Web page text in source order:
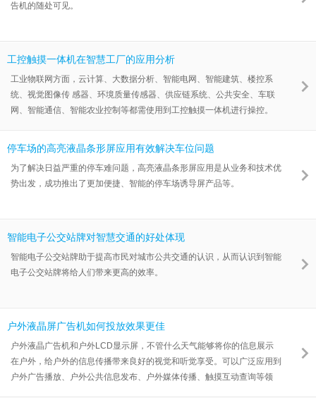
告机的随处可见。
工控触摸一体机在智慧工厂的应用分析
工业物联网方面，云计算、大数据分析、智能电网、智能建筑、楼控系
统、视觉图像传 感器、环境质量传感器、供应链系统、公共安全、车联
网、智能通信、智能农业控制等都需使用到工控触摸一体机进行操控。
停车场的高亮液晶条形屏应用有效解决车位问题
为了解决日益严重的停车难问题，高亮液晶条形屏应用是从业务和技术优
势出发，成功推出了更加便捷、智能的停车场诱导屏产品等。
智能电子公交站牌对智慧交通的好处体现
智能电子公交站牌助于提高市民对城市公共交通的认识，从而认识到智能
电子公交站牌将给人们带来更高的效率。
户外液晶屏广告机如何投放效果更佳
户外液晶广告机和户外LCD显示屏，不管什么天气能够将你的信息展示
在户外，给户外的信息传播带来良好的视觉和听觉享受。可以广泛应用到
户外广告播放、户外公共信息发布、户外媒体传播、触摸互动查询等领